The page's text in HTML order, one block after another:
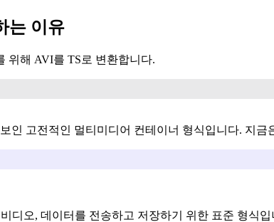
는 이유
위해 AVI를 TS로 변환합니다.
인 고전적인 멀티미디어 컨테이너 형식입니다. 지
비디오, 데이터를 전송하고 저장하기 위한 표준 형